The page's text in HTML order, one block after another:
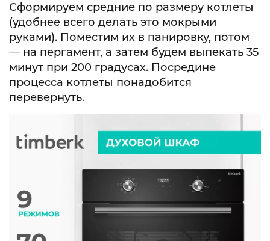
Сформируем средние по размеру котлеты
(удобнее всего делать это мокрыми
руками). Поместим их в панировку, потом
— на пергамент, а затем будем выпекать 35
минут при 200 градусах. Посредине
процесса котлеты понадобится
перевернуть.